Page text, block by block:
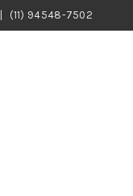
(11) 94548-7502